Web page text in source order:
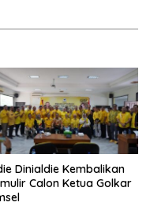
Dinialdie Kembalikan
Calon Ketua Golkar